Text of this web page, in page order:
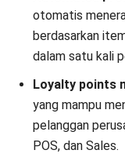
Senior
Chelsea